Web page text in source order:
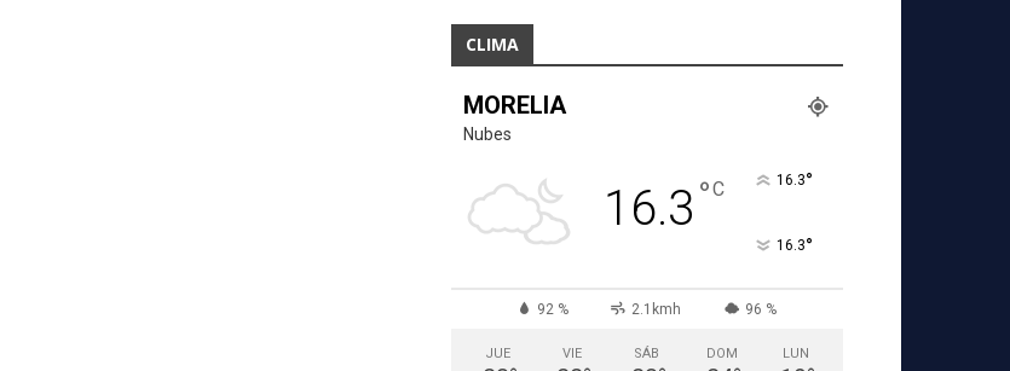
CLIMA
MORELIA
Nubes
16.3 °C 16.3°
16.3°
92 % 2.1kmh 96 %
JUE VIE SÁB DOM LUN